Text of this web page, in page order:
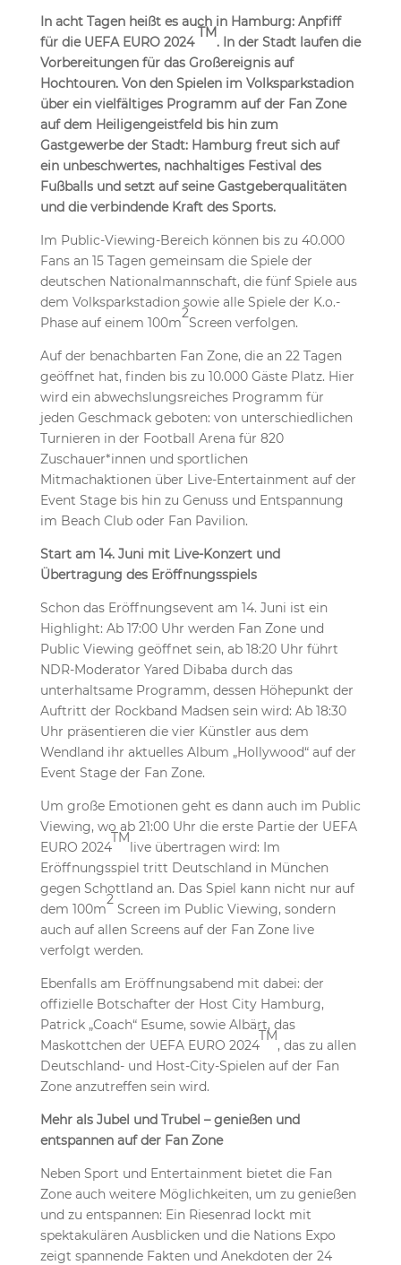
In acht Tagen heißt es auch in Hamburg: Anpfiff
für die UEFA EURO 2024
TM
. In der Stadt laufen die
Vorbereitungen für das Großereignis auf
Hochtouren. Von den Spielen im Volksparkstadion
über ein vielfältiges Programm auf der Fan Zone
auf dem Heiligengeistfeld bis hin zum
Gastgewerbe der Stadt: Hamburg freut sich auf
ein unbeschwertes, nachhaltiges Festival des
Fußballs und setzt auf seine Gastgeberqualitäten
und die verbindende Kraft des Sports.
Im Public-Viewing-Bereich können bis zu 40.000
Fans an 15 Tagen gemeinsam die Spiele der
deutschen Nationalmannschaft, die fünf Spiele aus
dem Volksparkstadion sowie alle Spiele der K.o.-
Phase auf einem 100m
2
Screen verfolgen.
Auf der benachbarten Fan Zone, die an 22 Tagen
geöffnet hat, finden bis zu 10.000 Gäste Platz. Hier
wird ein abwechslungsreiches Programm für
jeden Geschmack geboten: von unterschiedlichen
Turnieren in der Football Arena für 820
Zuschauer*innen und sportlichen
Mitmachaktionen über Live-Entertainment auf der
Event Stage bis hin zu Genuss und Entspannung
im Beach Club oder Fan Pavilion.
Start am 14. Juni mit Live-Konzert und
Übertragung des Eröffnungsspiels
Schon das Eröffnungsevent am 14. Juni ist ein
Highlight: Ab 17:00 Uhr werden Fan Zone und
Public Viewing geöffnet sein, ab 18:20 Uhr führt
NDR-Moderator Yared Dibaba durch das
unterhaltsame Programm, dessen Höhepunkt der
Auftritt der Rockband Madsen sein wird: Ab 18:30
Uhr präsentieren die vier Künstler aus dem
Wendland ihr aktuelles Album „Hollywood“ auf der
Event Stage der Fan Zone.
Um große Emotionen geht es dann auch im Public
Viewing, wo ab 21:00 Uhr die erste Partie der UEFA
EURO 2024
TM
live übertragen wird: Im
Eröffnungsspiel tritt Deutschland in München
gegen Schottland an. Das Spiel kann nicht nur auf
dem 100m
2
Screen im Public Viewing, sondern
auch auf allen Screens auf der Fan Zone live
verfolgt werden.
Ebenfalls am Eröffnungsabend mit dabei: der
offizielle Botschafter der Host City Hamburg,
Patrick „Coach“ Esume, sowie Albärt, das
Maskottchen der UEFA EURO 2024
TM
, das zu allen
Deutschland- und Host-City-Spielen auf der Fan
Zone anzutreffen sein wird.
Mehr als Jubel und Trubel – genießen und
entspannen auf der Fan Zone
Neben Sport und Entertainment bietet die Fan
Zone auch weitere Möglichkeiten, um zu genießen
und zu entspannen: Ein Riesenrad lockt mit
spektakulären Ausblicken und die Nations Expo
zeigt spannende Fakten und Anekdoten der 24